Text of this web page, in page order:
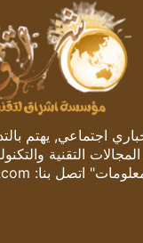
اجتماعي, يهتم
التقنية
اتصل بنا: